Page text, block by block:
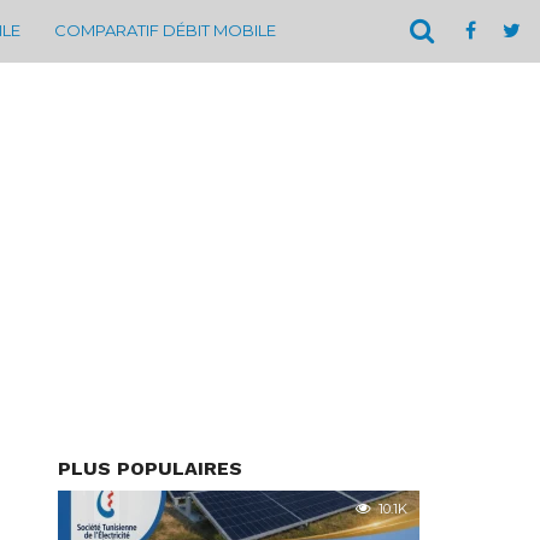
COMPARATIF DÉBIT MOBILE
PLUS POPULAIRES
10.1K